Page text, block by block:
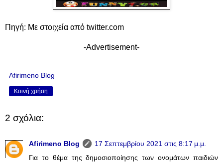
Πηγή: Με στοιχεία από twitter.com
-Advertisement-
Afirimeno Blog
Κοινή χρήση
2 σχόλια:
Afirimeno Blog
17 Σεπτεμβρίου 2021 στις 8:17 μ.μ.
Για το θέμα της δημοσιοποίησης των ονομάτων παιδιών